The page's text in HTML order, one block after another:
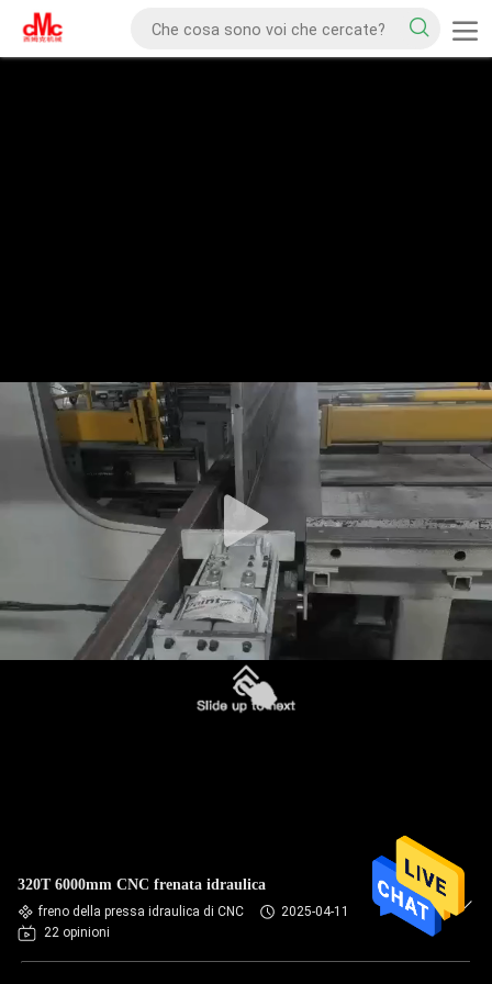
320T 6000mm CNC frenata idraulica
freno della pressa idraulica di CNC
2025-04-11
22 opinioni